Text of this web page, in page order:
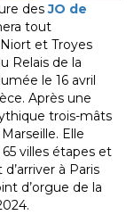
desJO de
tout
et Troyes
Relais de la
le 16 avril
Après une
trois-mâts
Elle
villes étapes et
à Paris
d’orgue de la